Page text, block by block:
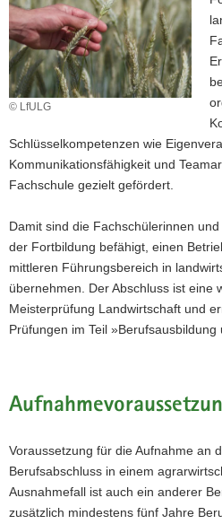
i
f
e
n
d
e
a
v
i
a
t
i
o
n
i
o
n
h
© LfULG
Schlüsselkompetenzen wie
Kommunikationsfähigkeit und
Fachschule gezielt gefördert.
Damit sind die Fachschülerinnen
der Fortbildung befähigt, einen
mittleren Führungsbereich in
übernehmen. Der Abschluss ist eine
Meisterprüfung Landwirtschaft und
Prüfungen im Teil »Berufsausbildung
Voraussetzung für die Aufnahme an
Berufsabschluss in einem
Ausnahmefall ist auch ein anderer
zusätzlich mindestens fünf Jahre